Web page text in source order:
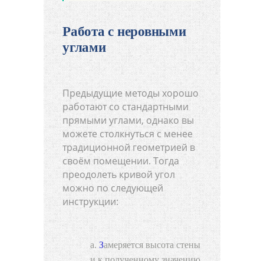
Работа с неровными
углами
Предыдущие методы хорошо
работают со стандартными
прямыми углами, однако вы
можете столкнуться с менее
традиционной геометрией в
своём помещении. Тогда
преодолеть кривой угол
можно по следующей
инструкции:
Замеряется высота стены